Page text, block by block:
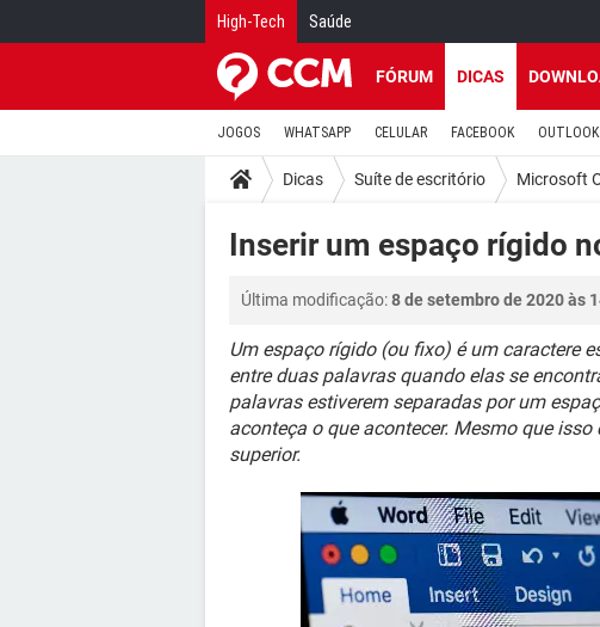
High-Tech Saúde
FÓRUM DICAS
JOGOS WHATSAPP CELULAR FACEBOOK OUTLOOK
Dicas Suíte de escritório Microsoft
Inserir um espaço rígido
Última modificação:8 de setembro de 2020 às
Um espaço rígido (ou fixo) é um caractere
entre duas palavras quando elas se
palavras estiverem separadas por um
aconteça o que acontecer. Mesmo que
superior.